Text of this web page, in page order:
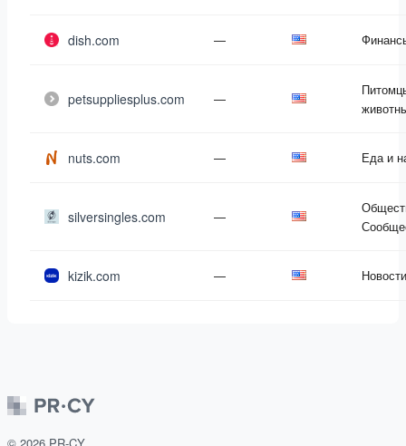
dish.com —
petsuppliesplus.com —
nuts.com — Еда и
silversingles.com —
kizik.com —